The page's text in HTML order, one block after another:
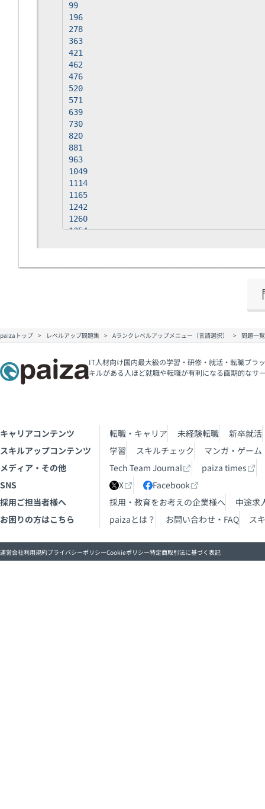
51
51
58
82
94
77
61
68
90
41
14
97
82
65
18
99
196
278
363
421
462
476
520
571
639
730
820
881
963
1049
1114
1165
1242
1260
1354
paizaトップ レベルアップ問題集 Aランクレベルアップメニュー（言語選択） 問題一覧
IT人材向け国内最大級の学習・研修・就活・転職プラ
キルがある人ほど就職や転職が有利になる画期的なサ
キャリアコンテンツ 転職・キャリア 未経験転職
新卒就活
スキルアップコンテンツ
学習 スキルチェック
マンガ・ゲーム
メディア・その他
Tech Team Journal
paiza times
SNS
X
Facebook
採用ご担当者様へ
採用・教育をお考えの企業様へ
中途求
お困りの方はこちら
paizaとは？ お問い合わせ・FAQ ス
運営会社利用規約プライバシーポリシーCookieポリシー特定商取引法に基づく表記